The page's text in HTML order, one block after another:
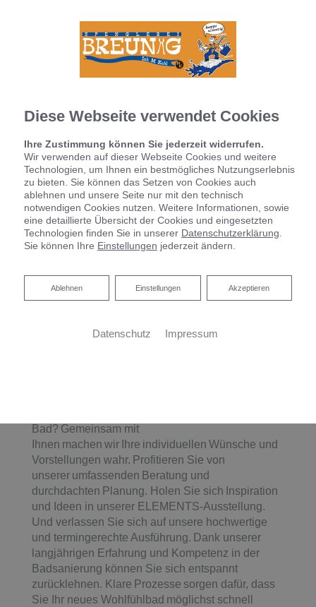
Badsanierung:
Bad? Gemeinsam mit
Ihnen machen wir Ihre individuellen Wünsche und
Vorstellungen wahr. Profitieren Sie von
unserer umfassenden Beratung und
durchdachten Planung. Holen Sie sich Inspiration
und Ideen in unserer ELEMENTS-Ausstellung.
Und verlassen Sie sich auf unsere hochwertige
und termingerechte Ausführung. Dank unserer
langjährigen Erfahrung und Kompetenz in der
Badsanierung können Sie sich entspannt
zurücklehnen. Klare Prozesse sorgen dafür, dass
Sie Ihr neues Wohlfühlbad möglichst schnell
Diese Webseite verwendet Cookies
Ihre Zustimmung können Sie jederzeit widerrufen.
Wir verwenden auf dieser Webseite Cookies und weitere
Technologien, um Ihnen ein bestmögliches Nutzungserlebnis
zu bieten. Sie können das Setzen von Cookies auch
ablehnen und unsere Seite nur mit den technisch
notwendigen Cookies nutzen. Weitere Informationen, sowie
eine detaillierte Übersicht der Cookies und eingesetzten
Technologien finden Sie in unserer Datenschutzerklärung
Sie können Ihre Einstellungen jederzeit ändern.
Akzeptieren
Einstellungen
Ablehnen
Ablehnen
Datenschutz Impressum